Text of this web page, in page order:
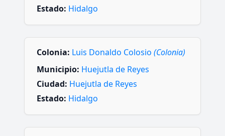
Estado: Hidalgo
Colonia: Luis Donaldo Colosio (Colonia)
Municipio: Huejutla de Reyes
Ciudad: Huejutla de Reyes
Estado: Hidalgo